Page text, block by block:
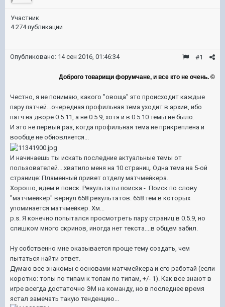
Участник
4 274 публикации
#1
Опубликовано: 14 сен 2016, 01:46:34
Доброго товарищи форумчане, и все кто не очень. ©
Честно, я не понимаю, какого "овоща" это происходит каждые
пару патчей...очередная профильная тема уходит в архив, ибо
патч на дворе 0.5.11, а не 0.5.9, хотя и в 0.5.10 темы не было.
И это не первый раз, когда профильная тема не прикреплена и
вообще не обновляется...
И начинаешь ты искать последние актуальные темы от
пользователей....хватило меня на 10 страниц. Одна тема на 5-ой
странице: Пламенный привет отделу матчмейкера.
Хорошо, идем в поиск. Результаты поиска - Поиск по слову
"матчмейкер" вернул 658 результатов. 658 тем в которых
упоминается матчмейкер. Хм...
p.s. Я конечно попытался просмотреть пару страниц в 0.5.9, но
слишком много скринов, иногда нет текста....в общем забил.
Ну собственно мне оказывается проще тему создать, чем
пытаться найти ответ.
Думаю все знакомы с основами матчмейкера и его работай (если
коротко: топы по типам к топам по типам, +/- 1). Как все знают в
игре всегда достаточно ЭМ на команду, но в последнее время
ястал замечать такую тенденцию...